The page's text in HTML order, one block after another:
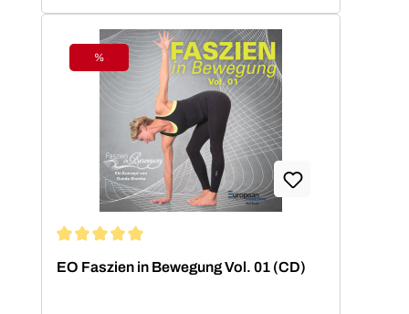
Rabatt
%
EO Faszien in Bewegung Vol. 01 (CD)